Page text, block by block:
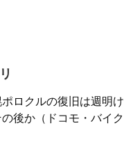
ロクルの復旧は週明
後か（ドコモ・バイク